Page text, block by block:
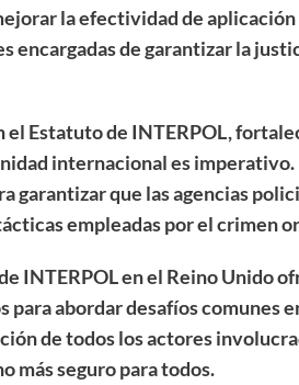
la efectividad de aplicación
encargadas de garantizar la
el Estatuto de INTERPOL,
internacional es
garantizar que las agencias
empleadas por el crimen
INTERPOL en el Reino Unido
abordar desafíos comunes
de todos los actores
más seguro para todos.